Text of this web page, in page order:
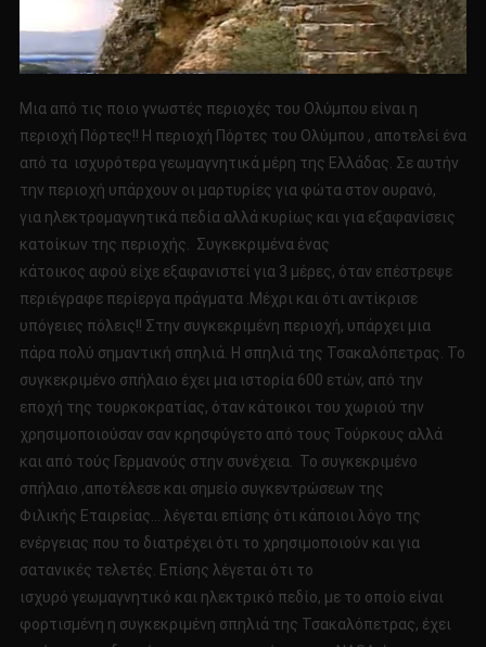
Μια από τις ποιο γνωστές περιοχές του Ολύμπου είναι η
περιοχή Πόρτες!! Η περιοχή Πόρτες του Ολύμπου , αποτελεί ένα
από τα ισχυρότερα γεωμαγνητικά μέρη της Ελλάδας. Σε αυτήν
την περιοχή υπάρχουν οι μαρτυρίες για φώτα στον ουρανό,
για ηλεκτρομαγνητικά πεδία αλλά κυρίως και για εξαφανίσεις
κατοίκων της περιοχής. Συγκεκριμένα ένας
κάτοικος αφού είχε εξαφανιστεί για 3 μέρες, όταν επέστρεψε
περιέγραφε περίεργα πράγματα .Μέχρι και ότι αντίκρισε
υπόγειες πόλεις!! Στην συγκεκριμένη περιοχή, υπάρχει μια
πάρα πολύ σημαντική σπηλιά. Η σπηλιά της Τσακαλόπετρας. Το
συγκεκριμένο σπήλαιο έχει μια ιστορία 600 ετών, από την
εποχή της τουρκοκρατίας, όταν κάτοικοι του χωριού την
χρησιμοποιούσαν σαν κρησφύγετο από τους Τούρκους αλλά
και από τούς Γερμανούς στην συνέχεια. Το συγκεκριμένο
σπήλαιο ,αποτέλεσε και σημείο συγκεντρώσεων της
Φιλικής Εταιρείας… λέγεται επίσης ότι κάποιοι λόγο της
ενέργειας που το διατρέχει ότι το χρησιμοποιούν και για
σατανικές τελετές. Επίσης λέγεται ότι το
ισχυρό γεωμαγνητικό και ηλεκτρικό πεδίο, με το οποίο είναι
φορτισμένη η συγκεκριμένη σπηλιά της Τσακαλόπετρας, έχει